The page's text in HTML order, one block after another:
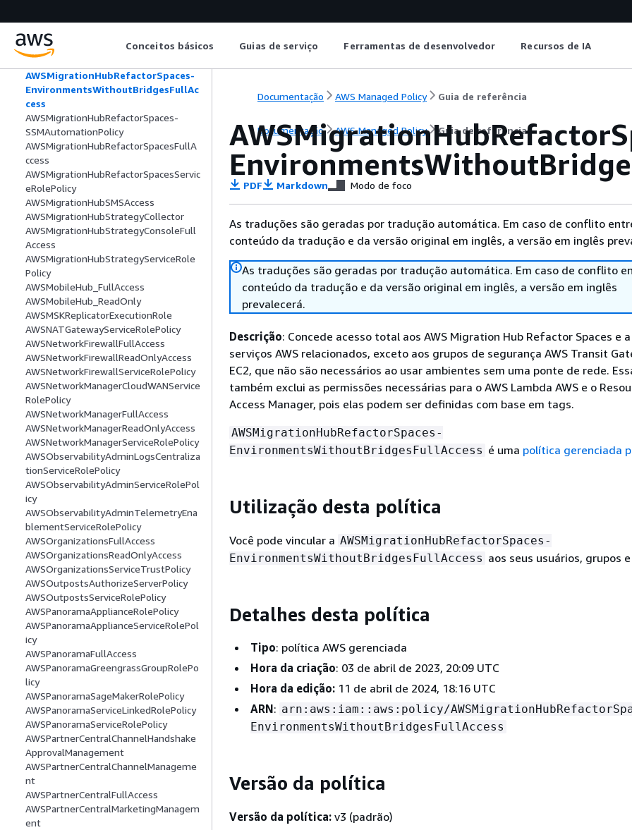
Conceitos básicos Guias de serviço Ferramentas de desenvolvedor Recursos de IA
AWSMigrationHubOrchestratorPlugin
AWSMigrationHubOrchestratorServiceR
olePolicy
AWSMigrationHubRefactorSpaces-
EnvironmentsWithoutBridgesFullAc
cess
AWSMigrationHubRefactorSpaces-
SSMAutomationPolicy
AWSMigrationHubRefactorSpacesFullA
ccess
AWSMigrationHubRefactorSpacesServic
eRolePolicy
AWSMigrationHubSMSAccess
AWSMigrationHubStrategyCollector
AWSMigrationHubStrategyConsoleFull
Access
AWSMigrationHubStrategyServiceRole
Policy
AWSMobileHub_FullAccess
AWSMobileHub_ReadOnly
AWSMSKReplicatorExecutionRole
AWSNATGatewayServiceRolePolicy
AWSNetworkFirewallFullAccess
AWSNetworkFirewallReadOnlyAccess
AWSNetworkFirewallServiceRolePolicy
AWSNetworkManagerCloudWANService
RolePolicy
AWSNetworkManagerFullAccess
AWSNetworkManagerReadOnlyAccess
AWSNetworkManagerServiceRolePolicy
AWSObservabilityAdminLogsCentraliza
tionServiceRolePolicy
AWSObservabilityAdminServiceRolePol
icy
AWSObservabilityAdminTelemetryEna
blementServiceRolePolicy
AWSOrganizationsFullAccess
AWSOrganizationsReadOnlyAccess
AWSOrganizationsServiceTrustPolicy
AWSOutpostsAuthorizeServerPolicy
AWSOutpostsServiceRolePolicy
AWSPanoramaApplianceRolePolicy
AWSPanoramaApplianceServiceRolePol
icy
AWSPanoramaFullAccess
AWSPanoramaGreengrassGroupRolePo
licy
AWSPanoramaSageMakerRolePolicy
AWSPanoramaServiceLinkedRolePolicy
AWSPanoramaServiceRolePolicy
AWSPartnerCentralChannelHandshake
ApprovalManagement
AWSPartnerCentralChannelManageme
nt
AWSPartnerCentralFullAccess
AWSPartnerCentralMarketingManagem
ent
Documentação AWS Managed Policy Guia de referência
Documentação AWS Managed Policy Guia de referência
PDF Markdown Modo de foco
As traduções são geradas por tradução automática. Em caso de conflito
conteúdo da tradução e da versão original em inglês, a versão em inglês
As traduções são geradas por tradução automática. Em caso de conflito
conteúdo da tradução e da versão original em inglês, a versão em inglês
prevalecerá.
Descrição: Concede acesso total aos AWS Migration Hub Refactor Spaces e
serviços AWS relacionados, exceto aos grupos de segurança AWS Transit
EC2, que não são necessários ao usar ambientes sem uma ponte de rede.
também exclui as permissões necessárias para o AWS Lambda AWS e o
Access Manager, pois elas podem ser definidas com base em tags.
AWSMigrationHubRefactorSpaces-
EnvironmentsWithoutBridgesFullAccess é uma política gerenciada
Utilização desta política
Você pode vincular a AWSMigrationHubRefactorSpaces-
EnvironmentsWithoutBridgesFullAccess aos seus usuários, grupos
Detalhes desta política
Tipo: política AWS gerenciada
Hora da criação: 03 de abril de 2023, 20:09 UTC
Hora da edição: 11 de abril de 2024, 18:16 UTC
ARN: arn:aws:iam::aws:policy/
EnvironmentsWithoutBridgesFullAccess
Versão da política
Versão da política: v3 (padrão)